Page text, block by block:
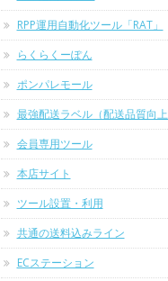
RPP運用自動化ツール「RAT」
らくらくーぽん
ポンパレモール
最強配送ラベル（配送品質向上
会員専用ツール
本店サイト
ツール設置・利用
共通の送料込みライン
ECステーション